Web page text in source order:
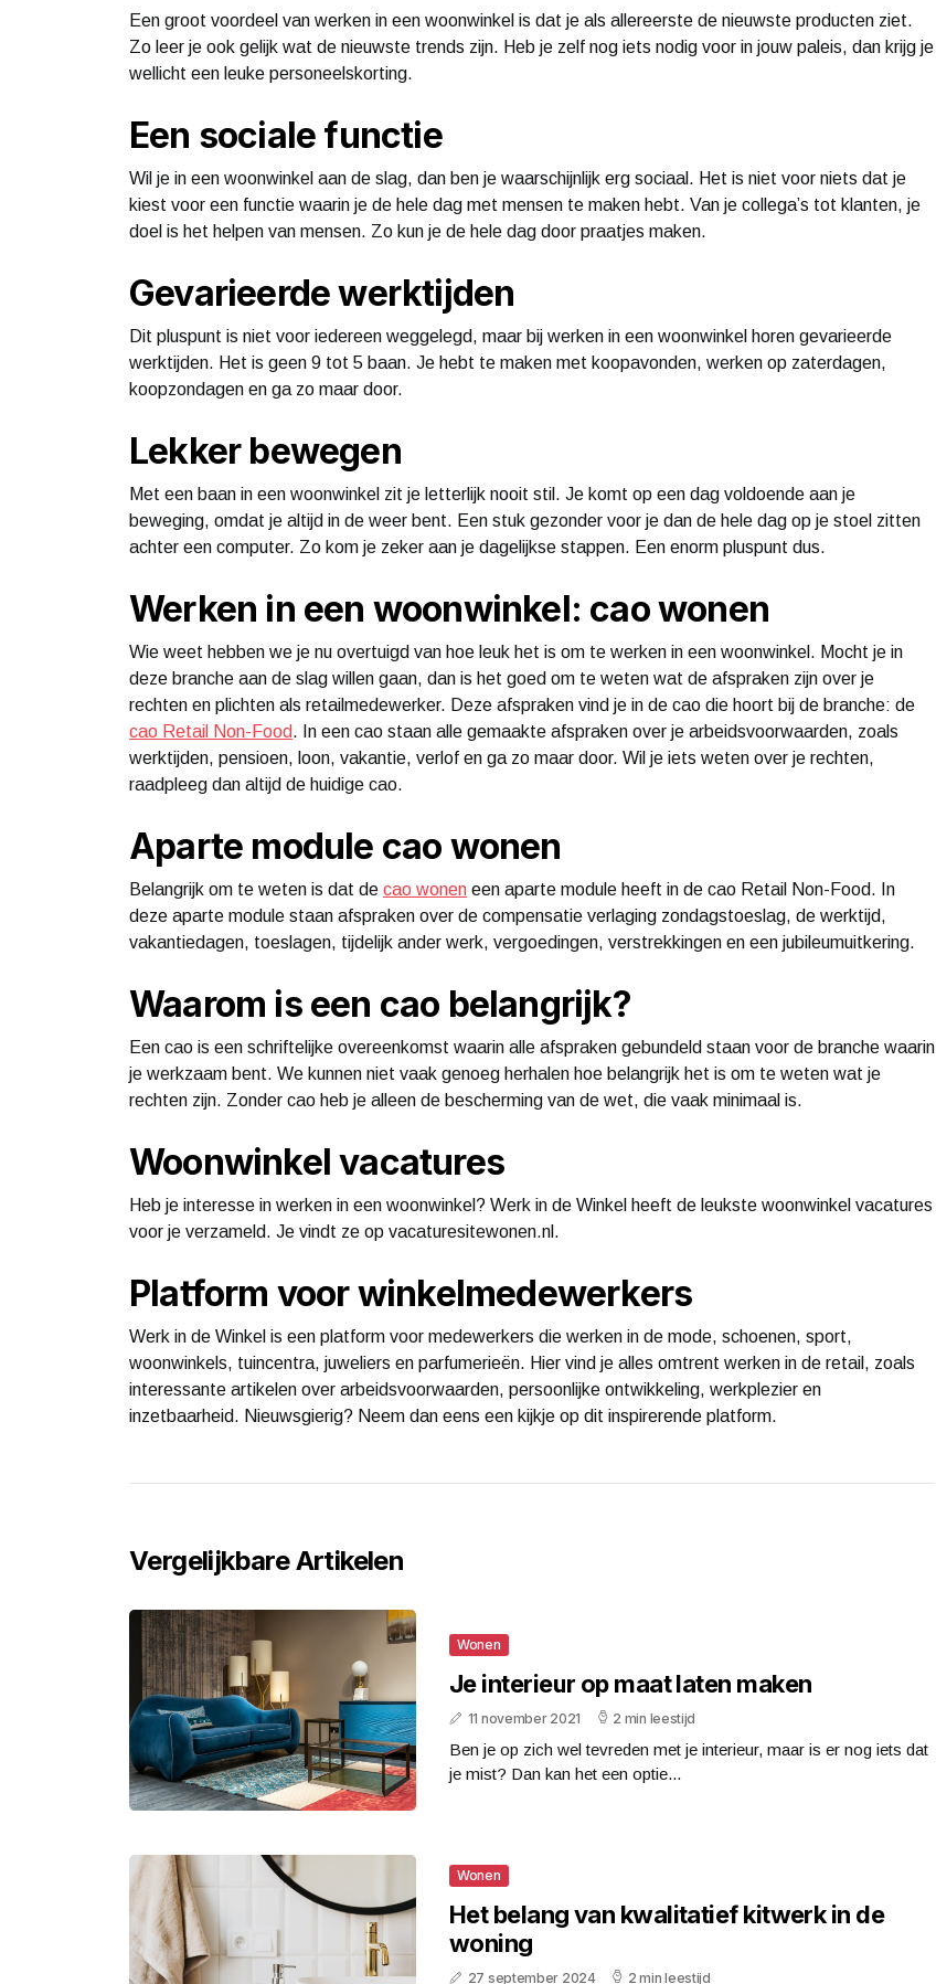
Een groot voordeel van werken in een woonwinkel is dat je als allereerste de nieuwste producten ziet.
Zo leer je ook gelijk wat de nieuwste trends zijn. Heb je zelf nog iets nodig voor in jouw paleis, dan krijg je
wellicht een leuke personeelskorting.
Een sociale functie
Wil je in een woonwinkel aan de slag, dan ben je waarschijnlijk erg sociaal. Het is niet voor niets dat je
kiest voor een functie waarin je de hele dag met mensen te maken hebt. Van je collega’s tot klanten, je
doel is het helpen van mensen. Zo kun je de hele dag door praatjes maken.
Gevarieerde werktijden
Dit pluspunt is niet voor iedereen weggelegd, maar bij werken in een woonwinkel horen gevarieerde
werktijden. Het is geen 9 tot 5 baan. Je hebt te maken met koopavonden, werken op zaterdagen,
koopzondagen en ga zo maar door.
Lekker bewegen
Met een baan in een woonwinkel zit je letterlijk nooit stil. Je komt op een dag voldoende aan je
beweging, omdat je altijd in de weer bent. Een stuk gezonder voor je dan de hele dag op je stoel zitten
achter een computer. Zo kom je zeker aan je dagelijkse stappen. Een enorm pluspunt dus.
Werken in een woonwinkel: cao wonen
Wie weet hebben we je nu overtuigd van hoe leuk het is om te werken in een woonwinkel. Mocht je in
deze branche aan de slag willen gaan, dan is het goed om te weten wat de afspraken zijn over je
rechten en plichten als retailmedewerker. Deze afspraken vind je in de cao die hoort bij de branche: de
cao Retail Non-Food. In een cao staan alle gemaakte afspraken over je arbeidsvoorwaarden, zoals
werktijden, pensioen, loon, vakantie, verlof en ga zo maar door. Wil je iets weten over je rechten,
raadpleeg dan altijd de huidige cao.
Aparte module cao wonen
Belangrijk om te weten is dat de cao wonen een aparte module heeft in de cao Retail Non-Food. In
deze aparte module staan afspraken over de compensatie verlaging zondagstoeslag, de werktijd,
vakantiedagen, toeslagen, tijdelijk ander werk, vergoedingen, verstrekkingen en een jubileumuitkering.
Waarom is een cao belangrijk?
Een cao is een schriftelijke overeenkomst waarin alle afspraken gebundeld staan voor de branche waarin
je werkzaam bent. We kunnen niet vaak genoeg herhalen hoe belangrijk het is om te weten wat je
rechten zijn. Zonder cao heb je alleen de bescherming van de wet, die vaak minimaal is.
Woonwinkel vacatures
Heb je interesse in werken in een woonwinkel? Werk in de Winkel heeft de leukste woonwinkel vacatures
voor je verzameld. Je vindt ze op vacaturesitewonen.nl.
Platform voor winkelmedewerkers
Werk in de Winkel is een platform voor medewerkers die werken in de mode, schoenen, sport,
woonwinkels, tuincentra, juweliers en parfumerieën. Hier vind je alles omtrent werken in de retail, zoals
interessante artikelen over arbeidsvoorwaarden, persoonlijke ontwikkeling, werkplezier en
inzetbaarheid. Nieuwsgierig? Neem dan eens een kijkje op dit inspirerende platform.
Vergelijkbare Artikelen
Wonen
Je interieur op maat laten maken
11 november 2021 2 min leestijd
Ben je op zich wel tevreden met je interieur, maar is er nog iets dat
je mist? Dan kan het een optie...
Wonen
Het belang van kwalitatief kitwerk in de
woning
27 september 2024 2 min leestijd